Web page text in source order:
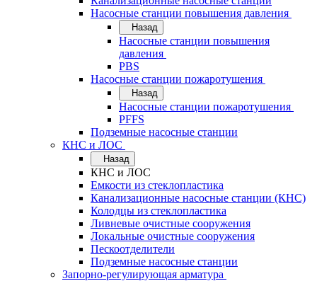
Насосные станции повышения давления
Назад
Насосные станции повышения
давления
PBS
Насосные станции пожаротушения
Назад
Насосные станции пожаротушения
PFFS
Подземные насосные станции
КНС и ЛОС
Назад
КНС и ЛОС
Емкости из стеклопластика
Канализационные насосные станции (КНС)
Колодцы из стеклопластика
Ливневые очистные сооружения
Локальные очистные сооружения
Пескоотделители
Подземные насосные станции
Запорно-регулирующая арматура